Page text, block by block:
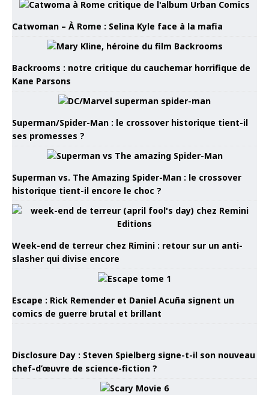
Catwoman – À Rome : Selina Kyle face à la mafia
Backrooms : notre critique du cauchemar horrifique de
Kane Parsons
Superman/Spider-Man : le crossover historique tient-il
ses promesses ?
Superman vs. The Amazing Spider-Man : le crossover
historique tient-il encore le choc ?
Week-end de terreur chez Rimini : retour sur un anti-
slasher qui divise encore
Escape : Rick Remender et Daniel Acuña signent un
comics de guerre brutal et brillant
Disclosure Day : Steven Spielberg signe-t-il son nouveau
chef-d’œuvre de science-fiction ?